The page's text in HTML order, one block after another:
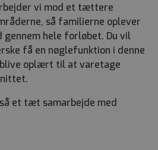
vi mod et tættere
så familierne oplever
hele forløbet. Du vil
få en nøglefunktion i denne
oplært til at varetage
et tæt samarbejde med